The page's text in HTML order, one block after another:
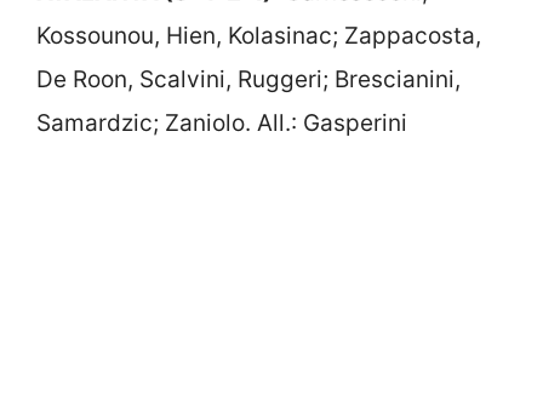
Kossounou, Hien, Kolasinac; Zappacosta,
De Roon, Scalvini, Ruggeri; Brescianini,
Samardzic; Zaniolo. All.: Gasperini